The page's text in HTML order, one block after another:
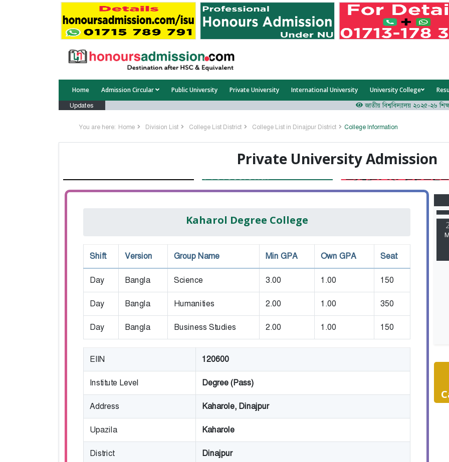
Home Admission Circular Public University Private University International University University College
Updates জাতীয় বিশ্ববিদ্যালয় ২০২৫-২৬
You are here: Home Division List College List District College List in Dinajpur District College Information
Private University Admission
Kaharol Degree College
Shift Version Group Name Min GPA Own GPA Seat
Day Bangla Science 3.00 1.00 150
Day Bangla Humanities 2.00 1.00 350
Day Bangla Business Studies 2.00 1.00 150
EIIN 120600
Institute Level Degree (Pass)
Address Kaharole, Dinajpur
Upazila Kaharole
District Dinajpur